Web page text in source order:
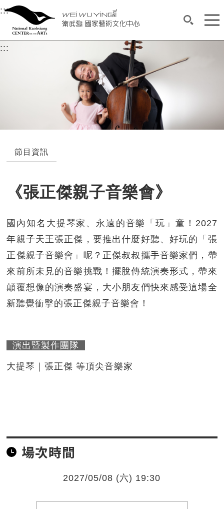
衛武營國家藝術文化中心
中央內容區塊，為本頁主要內容區。
:::選單連結區塊，此區塊列有本網站主要連結。
衛武營國家藝術文化中心
搜尋(開
網
::: 中央內容區塊，為本頁主要內容區。
節目資訊
《張正傑親子音樂會》
國內知名大提琴家、永遠的音樂「玩」童！2027
年親子天王張正傑，要推出什麼好聽、好玩的「張
正傑親子音樂會」呢？正傑叔叔攜手音樂家們，帶
來前所未見的音樂挑戰！擺脫傳統演奏形式，帶來
顛覆想像的演奏盛宴，大小朋友們快來感受這場全
新聽覺衝擊的張正傑親子音樂會！
演出暨製作團隊
大提琴｜張正傑 等頂尖音樂家
場次時間
2027/05/08 (六) 19:30